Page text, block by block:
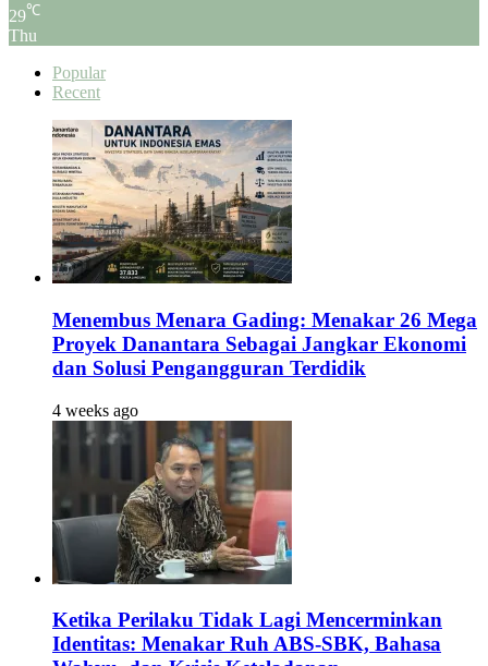
29℃
Thu
Popular
Recent
Menembus Menara Gading: Menakar 26 Mega
Proyek Danantara Sebagai Jangkar Ekonomi
dan Solusi Pengangguran Terdidik
4 weeks ago
Ketika Perilaku Tidak Lagi Mencerminkan
Identitas: Menakar Ruh ABS-SBK, Bahasa